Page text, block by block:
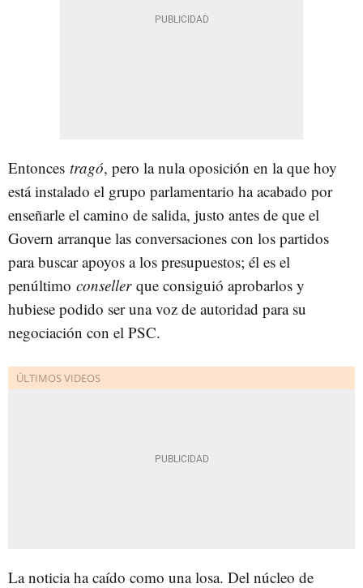
Entonces tragó, pero la nula oposición en la que hoy
está instalado el grupo parlamentario ha acabado por
enseñarle el camino de salida, justo antes de que el
Govern arranque las conversaciones con los partidos
para buscar apoyos a los presupuestos; él es el
penúltimo consellerque consiguió aprobarlos y
hubiese podido ser una voz de autoridad para su
negociación con el PSC.
La noticia ha caído como una losa. Del núcleo de